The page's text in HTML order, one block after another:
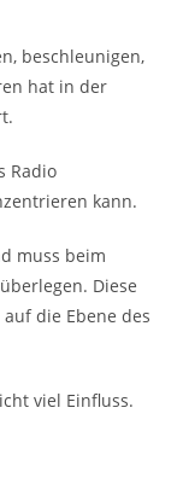
beschleunigen,
hat in der
Radio
kann.
muss beim
Diese
die Ebene des
viel Einfluss.